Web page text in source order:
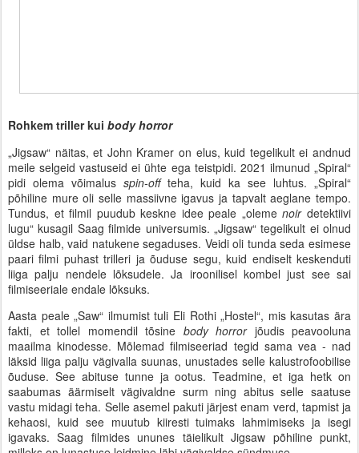
Rohkem triller kui body horror
„Jigsaw“ näitas, et John Kramer on elus, kuid tegelikult ei andnud
meile selgeid vastuseid ei ühte ega teistpidi. 2021 ilmunud „Spiral“
pidi olema võimalus spin-offteha, kuid ka see luhtus. „Spiral“
põhiline mure oli selle massiivne igavus ja tapvalt aeglane tempo.
Tundus, et filmil puudub keskne idee peale „olemenoirdetektiivi
lugu“ kusagil Saag filmide universumis. „Jigsaw“ tegelikult ei olnud
üldse halb, vaid natukene segaduses. Veidi oli tunda seda esimese
paari filmi puhast trilleri ja õuduse segu, kuid endiselt keskenduti
liiga palju nendele lõksudele. Ja iroonilisel kombel just see sai
filmiseeriale endale lõksuks.
Aasta peale „Saw“ ilmumist tuli Eli Rothi „Hostel“, mis kasutas ära
fakti, et tollel momendil tõsine body horrorjõudis peavooluna
maailma kinodesse. Mõlemad filmiseeriad tegid sama vea - nad
läksid liiga palju vägivalla suunas, unustades selle kalustrofoobilise
õuduse. See abituse tunne ja ootus. Teadmine, et iga hetk on
saabumas äärmiselt vägivaldne surm ning abitus selle saatuse
vastu midagi teha. Selle asemel pakuti järjest enam verd, tapmist ja
kehaosi, kuid see muutub kiiresti tuimaks lahmimiseks ja isegi
igavaks. Saag filmides ununes täielikult Jigsaw põhiline punkt,